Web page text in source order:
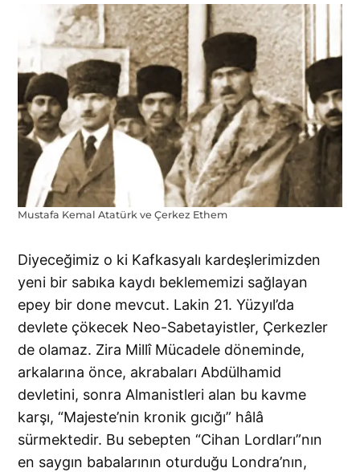
Mustafa Kemal Atatürk ve Çerkez Ethem
Diyeceğimiz o ki Kafkasyalı kardeşlerimizden
yeni bir sabıka kaydı beklememizi sağlayan
epey bir done mevcut. Lakin 21. Yüzyıl’da
devlete çökecek Neo-Sabetayistler, Çerkezler
de olamaz. Zira Millî Mücadele döneminde,
arkalarına önce, akrabaları Abdülhamid
devletini, sonra Almanistleri alan bu kavme
karşı, “Majeste’nin kronik gıcığı” hâlâ
sürmektedir. Bu sebepten “Cihan Lordları”nın
en saygın babalarının oturduğu Londra’nın,